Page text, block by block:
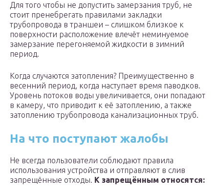
Для того чтобы не допустить замерзания труб, не
стоит пренебрегать правилами закладки
трубопровода в траншеи – слишком близкое к
поверхности расположение влечёт неминуемое
замерзание перегоняемой жидкости в зимний
период.
Когда случаются затопления? Преимущественно в
весенний период, когда наступает время паводков.
Уровень потоков воды увеличивается, они попадают
в камеру, что приводит к её затоплению, а также
затоплению трубопровода канализационных труб.
На что поступают жалобы
Не всегда пользователи соблюдают правила
использования устройства и отправляют в слив
запрещённые отходы. К запрещённым относятся: